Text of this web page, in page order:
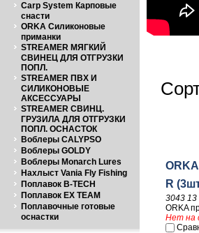
Carp System Карповые
снасти
ORKA Силиконовые
приманки
STREAMER МЯГКИЙ
СВИНЕЦ ДЛЯ ОТГРУЗКИ
ПОПЛ.
STREAMER ПВХ И
СИЛИКОНОВЫЕ
АКСЕССУАРЫ
STREAMER СВИНЦ.
ГРУЗИЛА ДЛЯ ОТГРУЗКИ
ПОПЛ. ОСНАСТОК
Воблеры CALYPSO
Воблеры GOLDY
Воблеры Monarch Lures
Нахлыст Vania Fly Fishing
Поплавок B-TECH
Поплавок EX TEAM
Поплавочные готовые
оснастки
R
3043 13
ORKA
Нет на